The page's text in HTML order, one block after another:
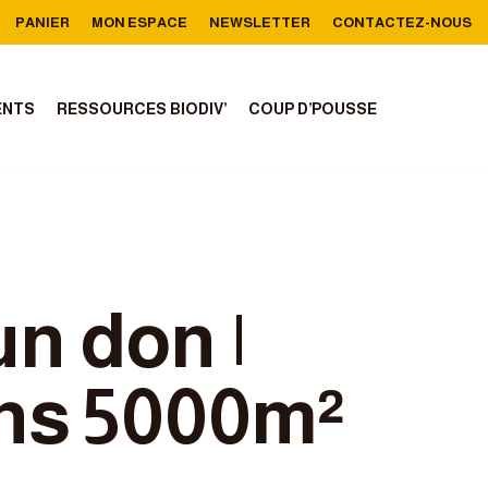
PANIER MON ESPACE NEWSLETTER CONTACTEZ-NOUS
RESSOURCES BIODIV’ COUP D’POUSSE
don |
5000m²